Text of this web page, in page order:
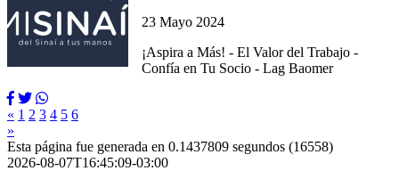
23 Mayo 2024
¡Aspira a Más! - El Valor del Trabajo -
Confía en Tu Socio - Lag Baomer
« 1 2 3 4 5 6
»
Esta página fue generada en 0.1437809 segundos (16558)
2026-08-07T16:45:09-03:00